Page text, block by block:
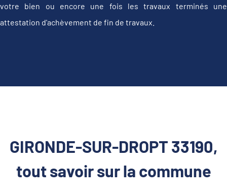
votre bien ou encore une fois les travaux terminés une
attestation d'achèvement de fin de travaux.
GIRONDE-SUR-DROPT 33190,
tout savoir sur la commune